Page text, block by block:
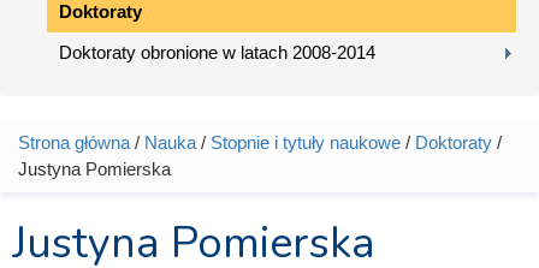
Doktoraty
Doktoraty obronione w latach 2008-2014
Jesteś tutaj
Strona główna / Nauka / Stopnie i tytuły naukowe / Doktoraty /
Justyna Pomierska
Justyna Pomierska